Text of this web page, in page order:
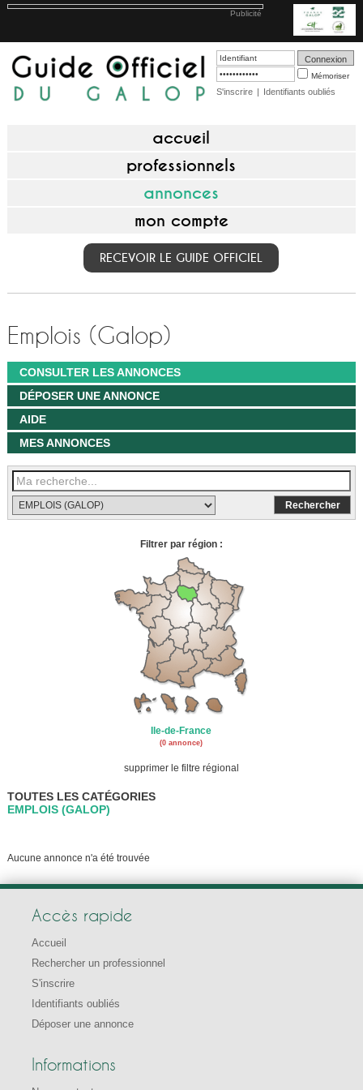
Publicité
Mémoriser
S'inscrire | Identifiants oubliés
accueil
professionnels
annonces
mon compte
RECEVOIR LE GUIDE OFFICIEL
Emplois (Galop)
CONSULTER LES ANNONCES
DÉPOSER UNE ANNONCE
AIDE
MES ANNONCES
Filtrer par région :
Ile-de-France
(0 annonce)
supprimer le filtre régional
TOUTES LES CATÉGORIES
EMPLOIS (GALOP)
Aucune annonce n'a été trouvée
Accès rapide
Accueil
Rechercher un professionnel
S'inscrire
Identifiants oubliés
Déposer une annonce
Informations